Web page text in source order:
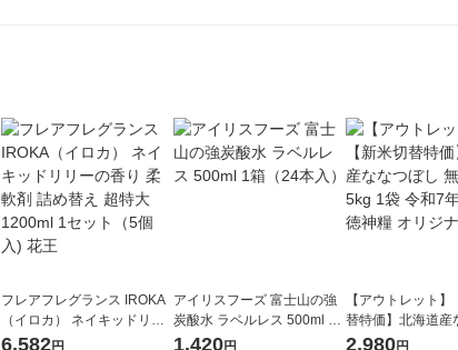
フレアフレグランス IROKA
（イロカ） ネイキッドリリ
ーの香り 柔軟剤 詰め替え 超
6,582
アイリスフーズ 富士山の強
炭酸水 ラベルレス 500ml 1
箱（24本入）
1,420
【アウトレット】
替特価】北海道産
し 無洗米 5kg 1袋
2,980